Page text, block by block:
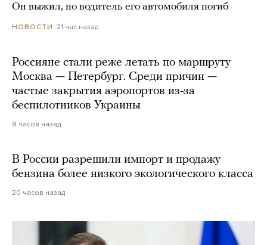
Он выжил, но водитель его автомобиля погиб
НОВОСТИ 21 час назад
Россияне стали реже летать по маршруту
Москва — Петербург. Среди причин —
частые закрытия аэропортов из-за
беспилотников Украины
8 часов назад
В России разрешили импорт и продажу
бензина более низкого экологического класса
20 часов назад